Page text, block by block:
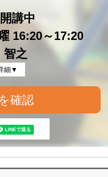
開講中
16:20～17:20
之
細▼
確認